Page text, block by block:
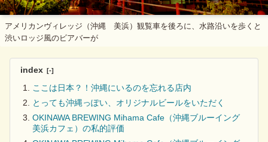
アメリカンヴィレッジ（沖縄 美浜）観覧車を後ろに、水路沿いを歩くと
渋いロッジ風のビアバーが
index
ここは日本？！沖縄にいるのを忘れる店内
とっても沖縄っぽい、オリジナルビールをいただく
OKINAWA BREWING Mihama Cafe（沖縄ブルーイング
美浜カフェ）の私的評価